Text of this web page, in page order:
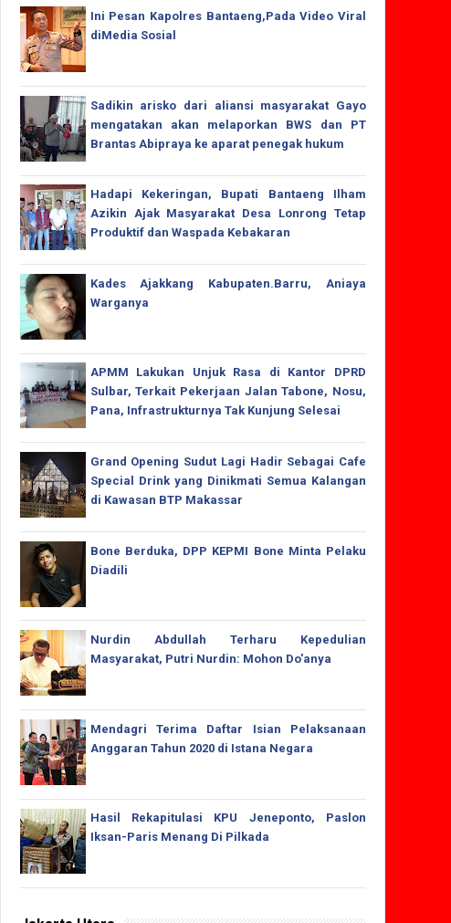
Ini Pesan Kapolres Bantaeng,Pada Video Viral
diMedia Sosial
Sadikin arisko dari aliansi masyarakat Gayo
mengatakan akan melaporkan BWS dan PT
Brantas Abipraya ke aparat penegak hukum
Hadapi Kekeringan, Bupati Bantaeng Ilham
Azikin Ajak Masyarakat Desa Lonrong Tetap
Produktif dan Waspada Kebakaran
Kades Ajakkang Kabupaten.Barru, Aniaya
Warganya
APMM Lakukan Unjuk Rasa di Kantor DPRD
Sulbar, Terkait Pekerjaan Jalan Tabone, Nosu,
Pana, Infrastrukturnya Tak Kunjung Selesai
Grand Opening Sudut Lagi Hadir Sebagai Cafe
Special Drink yang Dinikmati Semua Kalangan
di Kawasan BTP Makassar
Bone Berduka, DPP KEPMI Bone Minta Pelaku
Diadili
Nurdin Abdullah Terharu Kepedulian
Masyarakat, Putri Nurdin: Mohon Do'anya
Mendagri Terima Daftar Isian Pelaksanaan
Anggaran Tahun 2020 di Istana Negara
Hasil Rekapitulasi KPU Jeneponto, Paslon
Iksan-Paris Menang Di Pilkada